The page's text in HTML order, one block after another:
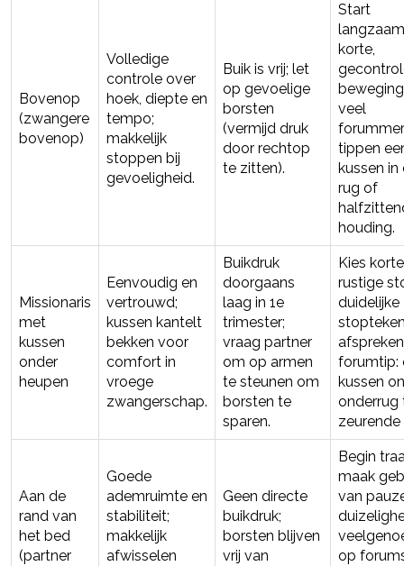
Bovenop
(zwangere
bovenop)
Volledige
controle over
hoek, diepte en
tempo;
makkelijk
stoppen bij
gevoeligheid.
Buik is vrij; let
op gevoelige
borsten
(vermijd druk
door rechtop
te zitten).
Start
korte,
veel
tippen
kussen in
rug of
houding.
Missionaris
met
kussen
onder
heupen
Eenvoudig en
vertrouwd;
kussen kantelt
bekken voor
comfort in
vroege
zwangerschap.
Buikdruk
doorgaans
laag in 1e
trimester;
vraag partner
om op armen
te steunen om
borsten te
sparen.
Kies
rustige
duidelijke
forumtip:
kussen
onderrug
zeurende
Aan de
rand van
het bed
(partner
Goede
ademruimte en
stabiliteit;
makkelijk
afwisselen
Geen directe
buikdruk;
borsten blijven
vrij van
Begin
maak
van
op